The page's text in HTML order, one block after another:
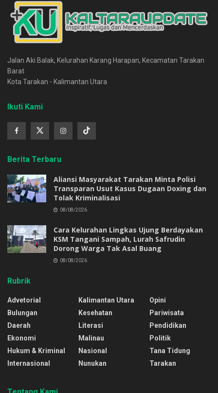
Jalan Aki Balak, Kelurahan Karang Harapan, Kecamatan Tarakan
Barat
Kota Tarakan - Kalimantan Utara
Ikuti Kami
Berita Terbaru
Aliansi Masyarakat Tarakan Minta Polisi
Transparan Usut Kasus Dugaan Doxing dan
Tolak Kriminalisasi
08/08/2026
Cara Kelurahan Lingkas Ujung Berdayakan
KSM Tangani Sampah, Lurah Safrudin
Dorong Warga Tak Asal Buang
08/08/2026
Rubrik
Advetorial
Bulungan
Daerah
Ekonomi
Hukum & Kriminal
Internasional
Kalimantan Utara
Kesehatan
Literasi
Malinau
Nasional
Nunukan
Opini
Pariwisata
Pendidikan
Politik
Tana Tidung
Tarakan